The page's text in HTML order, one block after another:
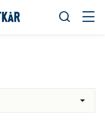
Öppna